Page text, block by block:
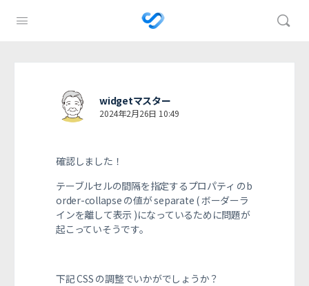
widgetマスター
2024年2月26日 10:49
確認しました！
テーブルセルの間隔を指定するプロパティ のb
order-collapse の値が separate ( ボーダーラ
インを離して表示 )になっているために問題が
起こっていそうです。
下記 CSS の調整でいかがでしょうか？